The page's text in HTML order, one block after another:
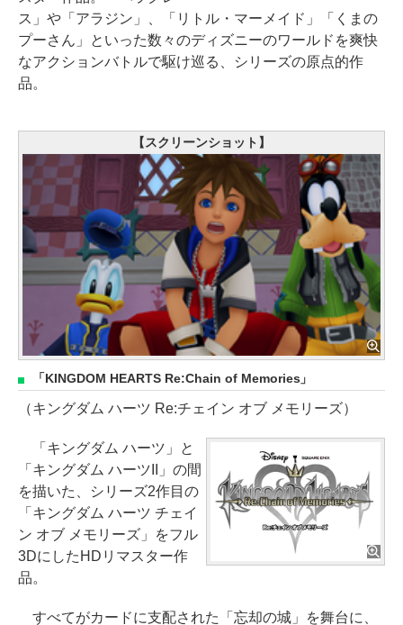
ス」や「アラジン」、「リトル・マーメイド」「くまの
プーさん」といった数々のディズニーのワールドを爽快
なアクションバトルで駆け巡る、シリーズの原点的作
品。
【スクリーンショット】
「KINGDOM HEARTS Re:Chain of Memories」
（キングダム ハーツ Re:チェイン オブ メモリーズ）
「キングダム ハーツ」と
「キングダム ハーツII」の間
を描いた、シリーズ2作目の
「キングダム ハーツ チェイ
ン オブ メモリーズ」をフル
3DにしたHDリマスター作
品。
すべてがカードに支配された「忘却の城」を舞台に、